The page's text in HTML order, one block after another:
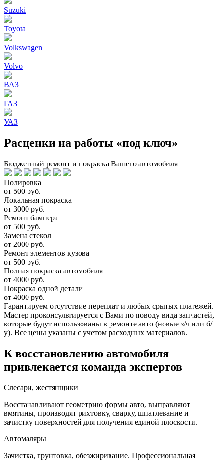
Suzuki
Toyota
Volkswagen
Volvo
ВАЗ
ГАЗ
УАЗ
Расценки на работы «под ключ»
Бюджетный ремонт и покраска Вашего автомобиля
Полировка
от 500 руб.
Локальная покраска
от 3000 руб.
Ремонт бампера
от 500 руб.
Замена стекол
от 2000 руб.
Ремонт элементов кузова
от 500 руб.
Полная покраска автомобиля
от 4000 руб.
Покраска одной детали
от 4000 руб.
Гарантируем отсутствие переплат и любых срытых платежей.
Мастер проконсультируется с Вами по поводу вида запчастей,
которые будут использованы в ремонте авто (новые з/ч или б/
у). Все цены указаны с учетом расходных материалов.
К восстановлению автомобиля
привлекается команда экспертов
Слесари, жестянщики
Восстанавливают геометрию формы авто, выправляют
вмятины, производят рихтовку, сварку, шпатлевание и
зачистку поверхностей для получения единой плоскости.
Автомаляры
Зачистка, грунтовка, обезжиривание. Профессиональная